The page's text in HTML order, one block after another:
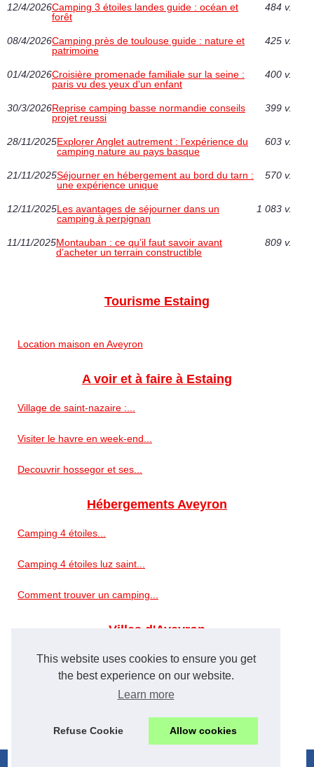
This website uses cookies to ensure you get
the best experience on our website.
Learn more
Refuse Cookie Allow cookies
12/4/2026Camping 3 étoiles landes guide : océan et
forêt
484 v.
08/4/2026Camping près de toulouse guide : nature et
patrimoine
425 v.
01/4/2026Croisière promenade familiale sur la seine :
paris vu des yeux d'un enfant
400 v.
30/3/2026Reprise camping basse normandie conseils
projet reussi
399 v.
28/11/2025Explorer Anglet autrement : l’expérience du
camping nature au pays basque
603 v.
21/11/2025Séjourner en hébergement au bord du tarn :
une expérience unique
570 v.
12/11/2025Les avantages de séjourner dans un
camping à perpignan
1 083 v.
11/11/2025Montauban : ce qu’il faut savoir avant
d’acheter un terrain constructible
809 v.
Tourisme Estaing
Location maison en Aveyron
A voir et à faire à Estaing
Village de saint-nazaire :...
Visiter le havre en week-end...
Decouvrir hossegor et ses...
Hébergements Aveyron
Camping 4 étoiles...
Camping 4 étoiles luz saint...
Comment trouver un camping...
Villes d'Aveyron
Camping pont de vaux guide :...
Quel lieu choisir pour un...